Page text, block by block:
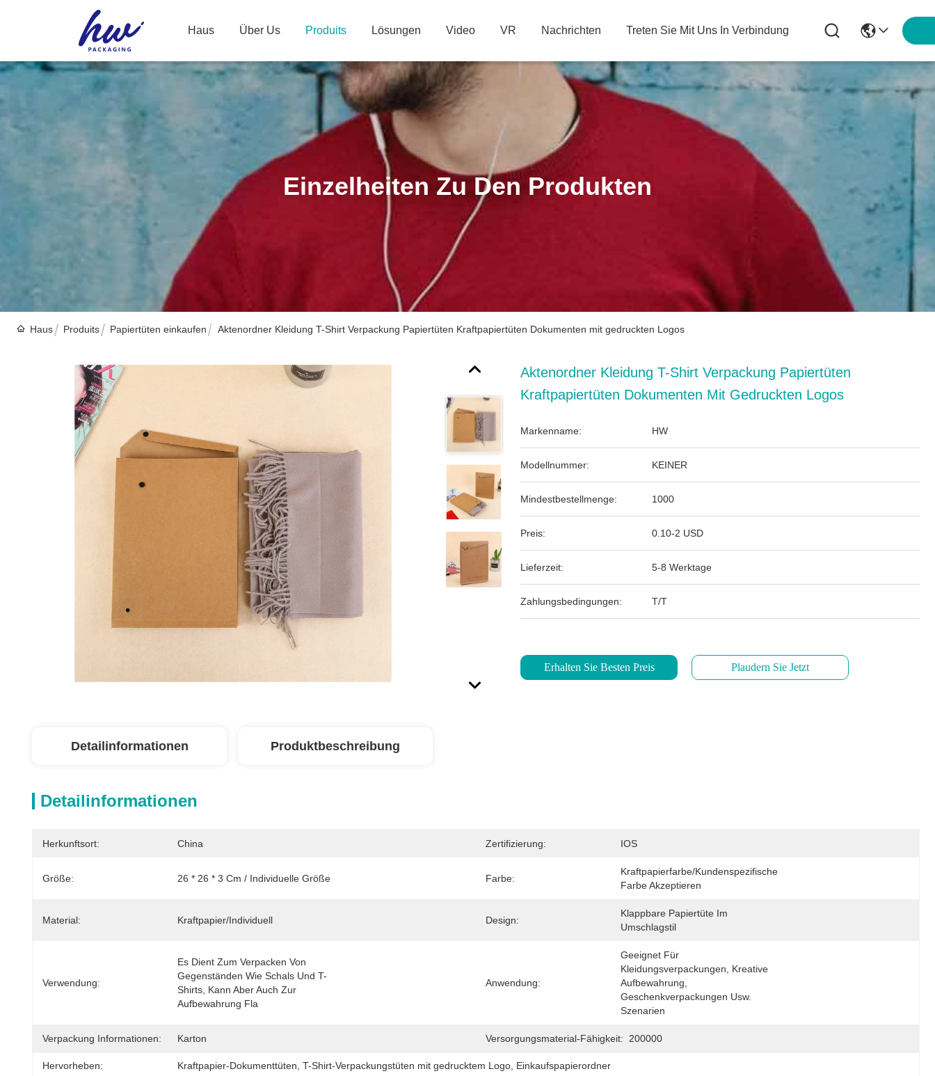
Haus Über Us Produits Lösungen Video VR Nachrichten Treten Sie Mit Uns In Verbindung
Einzelheiten Zu Den Produkten
Haus Produits Papiertüten einkaufen Aktenordner Kleidung T-Shirt Verpackung Papiertüten Kraftpapiertüten Dokumenten mit gedruckten Logos
Aktenordner Kleidung T-Shirt Verpackung Papiertüten
Kraftpapiertüten Dokumenten Mit Gedruckten Logos
Markenname: HW
Modellnummer: KEINER
Mindestbestellmenge: 1000
Preis: 0.10-2 USD
Lieferzeit: 5-8 Werktage
Zahlungsbedingungen: T/T
Erhalten Sie Besten Preis Plaudern Sie Jetzt
Detailinformationen Produktbeschreibung
Detailinformationen
Herkunftsort: China Zertifizierung: IOS
Größe: 26 * 26 * 3 Cm / Individuelle Größe Farbe:
Kraftpapierfarbe/kundenspezifische
Farbe Akzeptieren
Material: Kraftpapier/Individuell Design:
Klappbare Papiertüte Im
Umschlagstil
Verwendung:
Es Dient Zum Verpacken Von
Gegenständen Wie Schals Und T-
Shirts, Kann Aber Auch Zur
Aufbewahrung Fla
Anwendung:
Geeignet Für
Kleidungsverpackungen, Kreative
Aufbewahrung,
Geschenkverpackungen Usw.
Szenarien
Verpackung Informationen: Karton Versorgungsmaterial-Fähigkeit: 200000
Hervorheben: Kraftpapier-Dokumenttüten T-Shirt-Verpackungstüten mit gedrucktem Logo Einkaufspapierordner